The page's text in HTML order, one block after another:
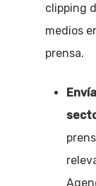
clipping
medios
prensa.